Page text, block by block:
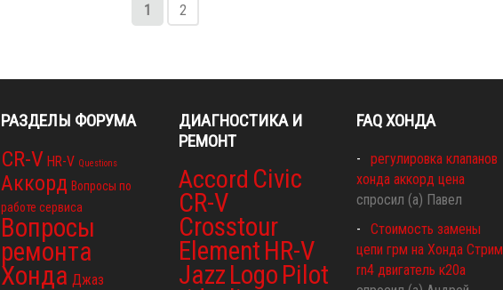
1 2
РАЗДЕЛЫ ФОРУМА
CR-V HR-V Questions
Аккорд Вопросы по
работе сервиса
Вопросы
ремонта
Хонда Джаз
ДИАГНОСТИКА И
РЕМОНТ
Accord Civic
CR-V
Crosstour
Element HR-V
Jazz Logo Pilot
FAQ ХОНДА
регулировка клапанов
хонда аккорд цена
спросил (а) Павел
Стоимость замены
цепи грм на Хонда Стрим
rn4 двигатель к20а